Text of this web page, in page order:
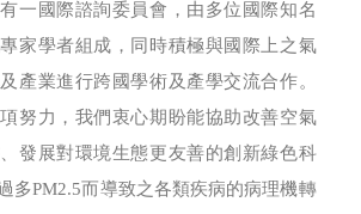
一國際諮詢委員會，由多位國際知名
家學者組成，同時積極與國際上之氣
產業進行跨國學術及產學交流合作。
努力，我們衷心期盼能協助改善空氣
發展對環境生態更友善的創新綠色科
多PM2.5而導致之各類疾病的病理機轉